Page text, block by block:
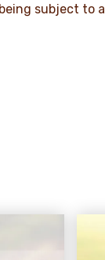
subject to a